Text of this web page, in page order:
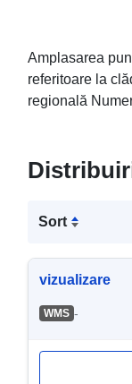
Amplasarea
referitoare la
regională
Sort
vizualizare
WMS -